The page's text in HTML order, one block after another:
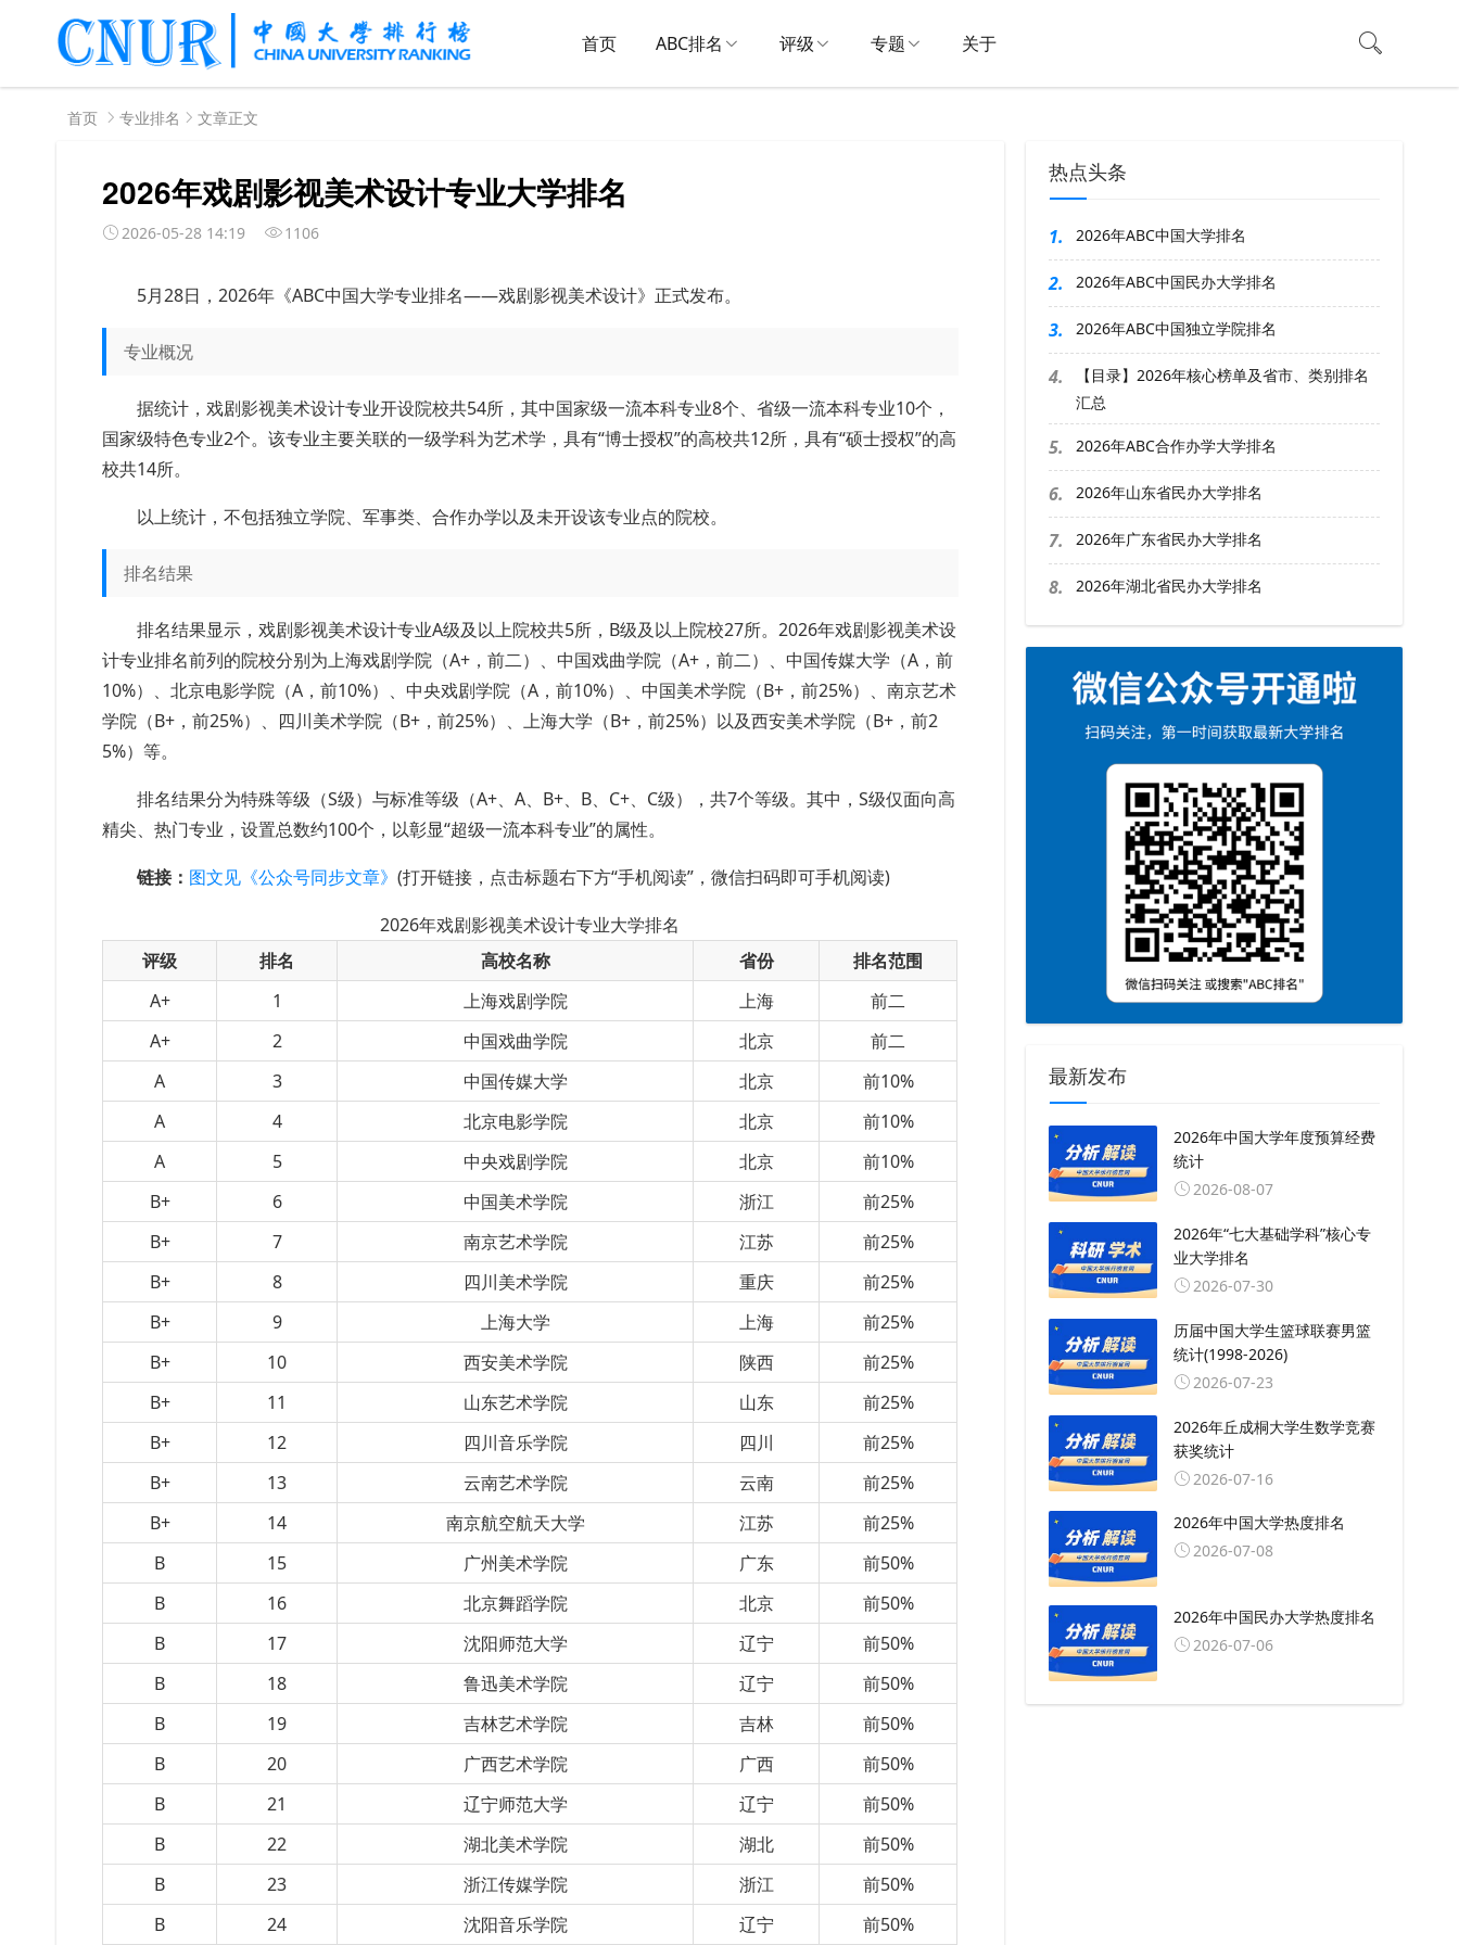
首页 ABC排名 评级 专题 关于
首页 专业排名 文章正文
2026年戏剧影视美术设计专业大学排名
2026-05-28 14:19 1106
5月28日，2026年《ABC中国大学专业排名——戏剧影视美术设计》正式发布。
专业概况
据统计，戏剧影视美术设计专业开设院校共54所，其中国家级一流本科专业8个、省级一流本科专业10个，
国家级特色专业2个。该专业主要关联的一级学科为艺术学，具有“博士授权”的高校共12所，具有“硕士授权”的高
校共14所。
以上统计，不包括独立学院、军事类、合作办学以及未开设该专业点的院校。
排名结果
排名结果显示，戏剧影视美术设计专业A级及以上院校共5所，B级及以上院校27所。2026年戏剧影视美术设
计专业排名前列的院校分别为上海戏剧学院（A+，前二）、中国戏曲学院（A+，前二）、中国传媒大学（A，前
10%）、北京电影学院（A，前10%）、中央戏剧学院（A，前10%）、中国美术学院（B+，前25%）、南京艺术
学院（B+，前25%）、四川美术学院（B+，前25%）、上海大学（B+，前25%）以及西安美术学院（B+，前2
5%）等。
排名结果分为特殊等级（S级）与标准等级（A+、A、B+、B、C+、C级），共7个等级。其中，S级仅面向高
精尖、热门专业，设置总数约100个，以彰显“超级一流本科专业”的属性。
链接： 图文见《公众号同步文章》 (打开链接，点击标题右下方“手机阅读”，微信扫码即可手机阅读)
2026年戏剧影视美术设计专业大学排名
评级
排名 高校名称 省份
排名范围
A+
1 上海戏剧学院 上海
前二
A+
2 中国戏曲学院 北京
前二
A
3 中国传媒大学 北京
前10%
A
4 北京电影学院 北京
前10%
A
5 中央戏剧学院 北京
前10%
B+
6 中国美术学院 浙江
前25%
B+
7 南京艺术学院 江苏
前25%
B+
8 四川美术学院 重庆
前25%
B+
9 上海大学 上海
前25%
B+
10 西安美术学院 陕西
前25%
B+
11 山东艺术学院 山东
前25%
B+
12 四川音乐学院 四川
前25%
B+
13 云南艺术学院 云南
前25%
B+
14 南京航空航天大学 江苏
前25%
B
15 广州美术学院 广东
前50%
B
16 北京舞蹈学院 北京
前50%
B
17 沈阳师范大学 辽宁
前50%
B
18 鲁迅美术学院 辽宁
前50%
B
19 吉林艺术学院 吉林
前50%
B
20 广西艺术学院 广西
前50%
B
21 辽宁师范大学 辽宁
前50%
B
22 湖北美术学院 湖北
前50%
B
23 浙江传媒学院 浙江
前50%
B
24 沈阳音乐学院 辽宁 前50%
热点头条
1. 2026年ABC中国大学排名
2. 2026年ABC中国民办大学排名
3. 2026年ABC中国独立学院排名
4.
【目录】2026年核心榜单及省市、类别排名
汇总
5. 2026年ABC合作办学大学排名
6. 2026年山东省民办大学排名
7. 2026年广东省民办大学排名
8. 2026年湖北省民办大学排名
最新发布
2026年中国大学年度预算经费
统计
2026-08-07
2026年“七大基础学科”核心专
业大学排名
2026-07-30
历届中国大学生篮球联赛男篮
统计(1998-2026)
2026-07-23
2026年丘成桐大学生数学竞赛
获奖统计
2026-07-16
2026年中国大学热度排名
2026-07-08
2026年中国民办大学热度排名
2026-07-06